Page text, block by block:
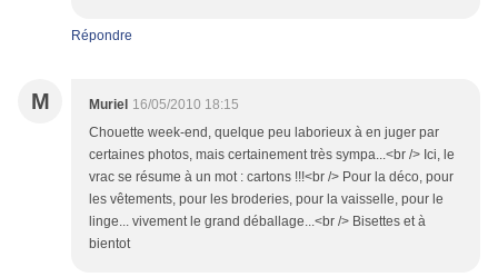
Répondre
M Muriel 16/05/2010 18:15
Chouette week-end, quelque peu laborieux à en juger par
certaines photos, mais certainement très sympa...<br /> Ici, le
vrac se résume à un mot : cartons !!!<br /> Pour la déco, pour
les vêtements, pour les broderies, pour la vaisselle, pour le
linge... vivement le grand déballage...<br /> Bisettes et à
bientot